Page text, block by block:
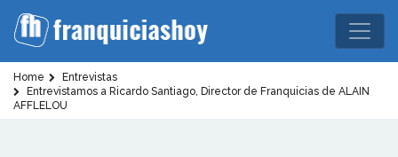
Home
Entrevistas
Entrevistamos a Ricardo Santiago, Director de Franquicias de ALAIN
AFFLELOU